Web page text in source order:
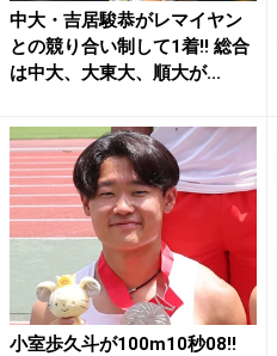
中大・吉居駿恭がレマイヤン
との競り合い制して1着!! 総合
は中大、大東大、順大が...
小室歩久斗が100m10秒08!!